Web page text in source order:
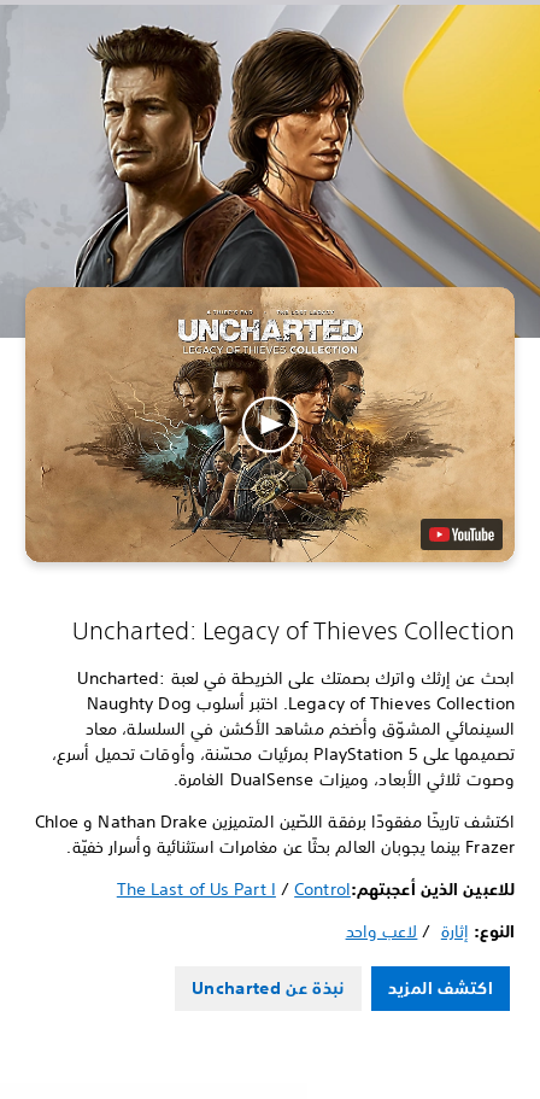
Uncharted: Legacy of Thieves Collection
ابحث عن إرثك واترك بصمتك على الخريطة في لعبة Uncharted:
Legacy of Thieves Collection. اختبر أسلوب Naughty Dog
السينمائي المشوّق وأضخم مشاهد الأكشن في السلسلة، معاد
تصميمها على PlayStation 5 بمرئيات محسّنة، وأوقات تحميل أسرع،
وصوت ثلاثي الأبعاد، وميزات DualSense الغامرة.
اكتشف تاريخًا مفقودًا برفقة اللصّين المتميزين Nathan Drake و Chloe
Frazer بينما يجوبان العالم بحثًا عن مغامرات استثنائية وأسرار خفيّة.
للاعبين الذين أعجبتهم:
The Last of Us Part I/Control
النوع:إثارة/لاعب واحد
اكتشف المزيد نبذة عن Uncharted